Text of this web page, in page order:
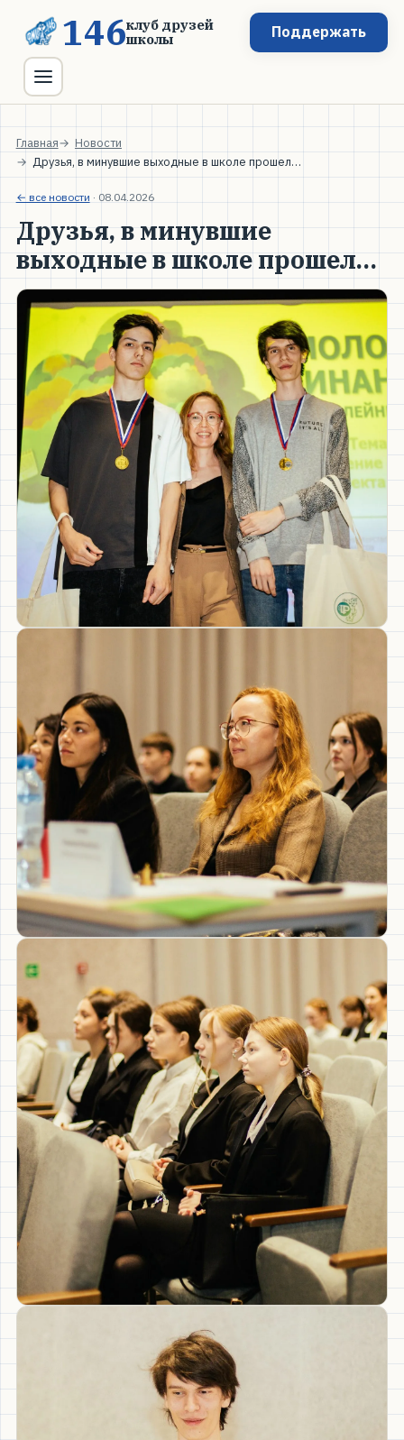
146клуб друзей
школы
Поддержать
Главная
Новости
Друзья, в минувшие выходные в школе прошел…
← все новости · 08.04.2026
Друзья, в минувшие
выходные в школе прошел…